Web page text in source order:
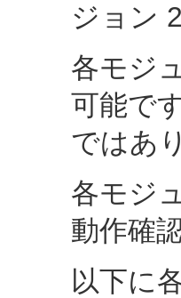
ジョン
各モジ
可能で
ではあ
各モジ
動作確
以下に